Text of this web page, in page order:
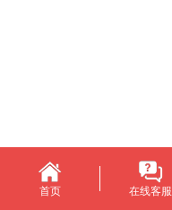
首页 在线客服